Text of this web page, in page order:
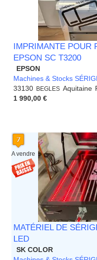
IMPRIMANTE POUR
EPSON SC T3200
EPSON
Machines & Stocks
33130
BEGLES Aquitaine
1 990,00 €
A vendre
MATÉRIEL DE
LED
SK COLOR